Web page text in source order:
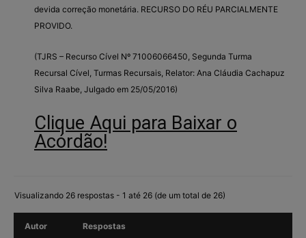
devida correção monetária. RECURSO DO RÉU PARCIALMENTE
PROVIDO.
(TJRS – Recurso Cível Nº 71006066450, Segunda Turma
Recursal Cível, Turmas Recursais, Relator: Ana Cláudia Cachapuz
Silva Raabe, Julgado em 25/05/2016)
Clique Aqui para Baixar o
Acórdão!
Visualizando 26 respostas - 1 até 26 (de um total de 26)
Autor Respostas